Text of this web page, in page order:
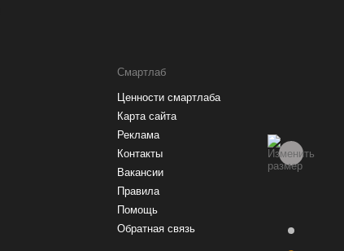
Смартлаб
Ценности смартлаба
Карта сайта
Реклама
Контакты
Вакансии
Правила
Помощь
Обратная связь